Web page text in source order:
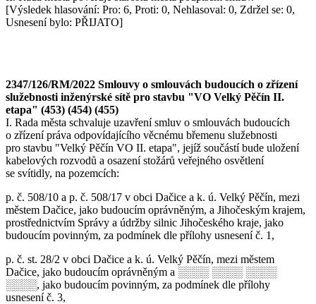
[Výsledek hlasování: Pro: 6, Proti: 0, Nehlasoval: 0, Zdržel se: 0,
Usnesení bylo: PŘIJATO]
2347/126/RM/2022 Smlouvy o smlouvách budoucích o zřízení
služebnosti inženýrské sítě pro stavbu "VO Velký Pěčín II.
etapa" (453) (454) (455)
I. Rada města schvaluje uzavření smluv o smlouvách budoucích
o zřízení práva odpovídajícího věcnému břemenu služebnosti
pro stavbu "Velký Pěčín VO II. etapa", jejíž součástí bude uložení
kabelových rozvodů a osazení stožárů veřejného osvětlení
se svítidly, na pozemcích:
p. č. 508/10 a p. č. 508/17 v obci Dačice a k. ú. Velký Pěčín, mezi
městem Dačice, jako budoucím oprávněným, a Jihočeským krajem,
prostřednictvím Správy a údržby silnic Jihočeského kraje, jako
budoucím povinným, za podmínek dle přílohy usnesení č. 1,
p. č. st. 28/2 v obci Dačice a k. ú. Velký Pěčín, mezi městem
Dačice, jako budoucím oprávněným a ░░░░ ░░░░ ░░░░
░░░░, jako budoucím povinným, za podmínek dle přílohy
usnesení č. 3,